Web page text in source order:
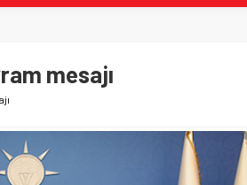
Ortak Savunma Anlaşması
ve Hukuki Değerlendirmeler
mesajı